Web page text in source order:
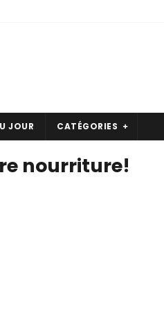
JOUR CATÉGORIES
nourriture!